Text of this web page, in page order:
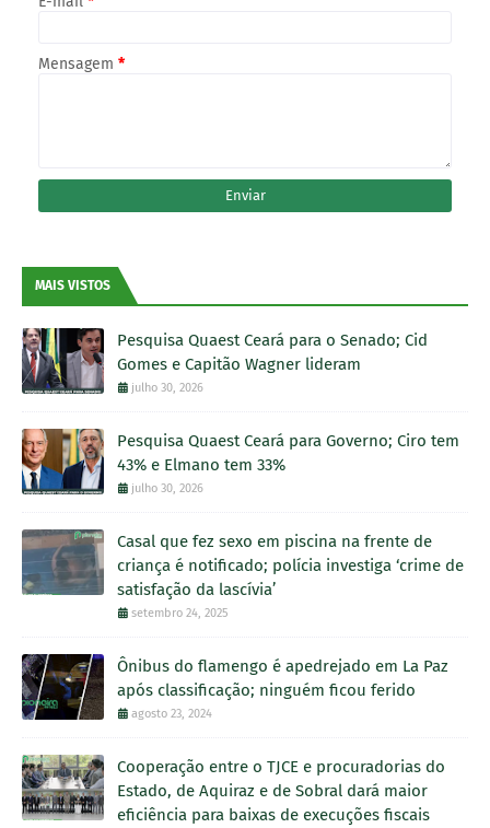
Mensagem *
MAIS VISTOS
Pesquisa Quaest Ceará para o Senado; Cid
Gomes e Capitão Wagner lideram
julho 30, 2026
Pesquisa Quaest Ceará para Governo; Ciro tem
43% e Elmano tem 33%
julho 30, 2026
Casal que fez sexo em piscina na frente de
criança é notificado; polícia investiga ‘crime de
satisfação da lascívia’
setembro 24, 2025
Ônibus do flamengo é apedrejado em La Paz
após classificação; ninguém ficou ferido
agosto 23, 2024
Cooperação entre o TJCE e procuradorias do
Estado, de Aquiraz e de Sobral dará maior
eficiência para baixas de execuções fiscais